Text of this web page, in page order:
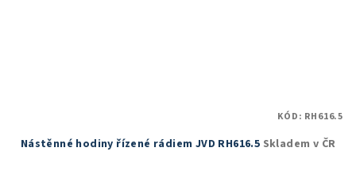
Nástěnné hodiny řízené rádiem JVD RH616.5 Skladem v ČR
KÓD: RH616.5